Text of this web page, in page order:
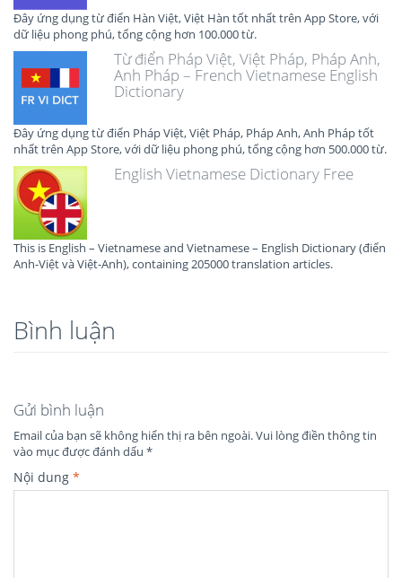
Đây ứng dụng từ điển Hàn Việt, Việt Hàn tốt nhất trên App Store, với
dữ liệu phong phú, tổng cộng hơn 100.000 từ.
Từ điển Pháp Việt, Việt Pháp, Pháp Anh,
Anh Pháp – French Vietnamese English
Dictionary
Đây ứng dụng từ điển Pháp Việt, Việt Pháp, Pháp Anh, Anh Pháp tốt
nhất trên App Store, với dữ liệu phong phú, tổng cộng hơn 500.000 từ.
English Vietnamese Dictionary Free
This is English – Vietnamese and Vietnamese – English Dictionary (điển
Anh-Việt và Việt-Anh), containing 205000 translation articles.
Bình luận
Gửi bình luận
Email của bạn sẽ không hiển thị ra bên ngoài.Vui lòng điền thông tin
vào mục được đánh dấu *
Nội dung *